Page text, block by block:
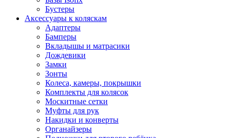
Бустеры
Аксессуары к коляскам
Адаптеры
Бамперы
Вкладышы и матрасики
Дождевики
Замки
Зонты
Колеса, камеры, покрышки
Комплекты для колясок
Москитные сетки
Муфты для рук
Накидки и конверты
Органайзеры